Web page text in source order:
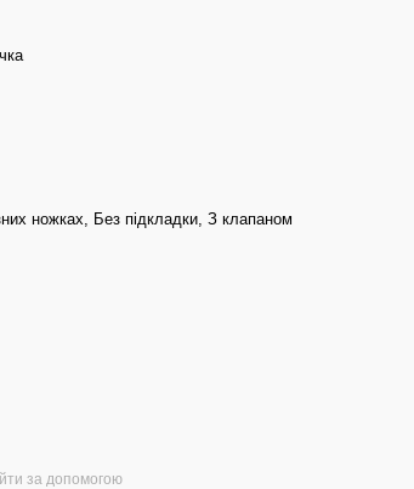
ножках, Без підкладки, З клапаном
за допомогою